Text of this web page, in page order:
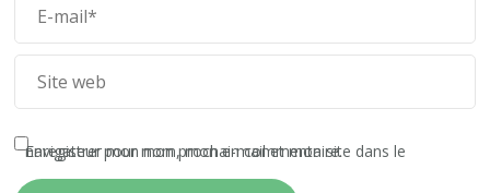
Enregistrer mon nom, mon e-mail et mon site dans le navigateur pour mon prochain commentaire.